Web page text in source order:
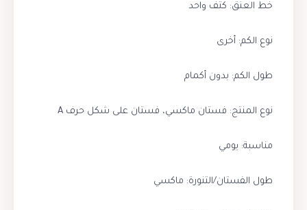
خط العنق: كتف واحد
نوع الكم: أخرى
طول الكم: بدون أكمام
نوع المنتج: فستان ماكسي، فستان على شكل حرف A
مناسبة: يومي
طول الفستان/التنورة: ماكسي